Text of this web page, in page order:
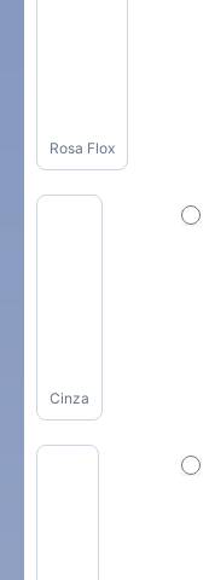
Rosa Flox
Cinza